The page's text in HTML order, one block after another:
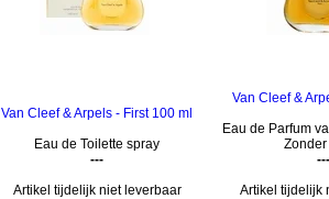
Van Cleef & Arpels - First 100 ml
Eau de Toilette spray
---
Artikel tijdelijk niet leverbaar
Van Cleef &
Eau de Parfum
Zonder
---
Artikel tijdelijk